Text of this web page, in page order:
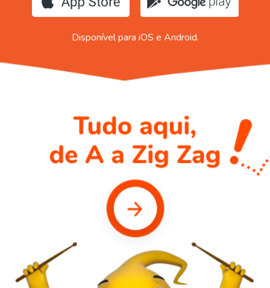
Disponível para iOS e Android.